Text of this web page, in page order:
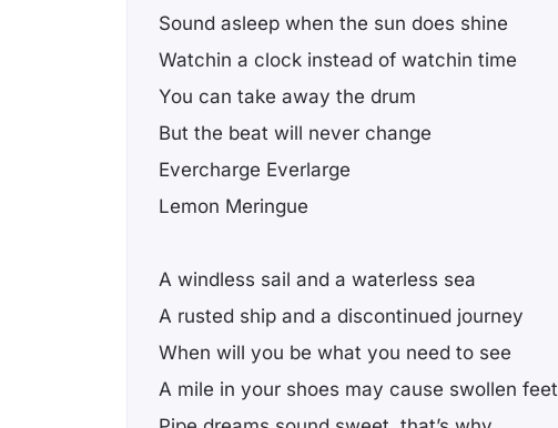
Sound asleep when the sun does shine
Watchin a clock instead of watchin time
You can take away the drum
But the beat will never change
Evercharge Everlarge
Lemon Meringue
A windless sail and a waterless sea
A rusted ship and a discontinued journey
When will you be what you need to see
A mile in your shoes may cause swollen feet